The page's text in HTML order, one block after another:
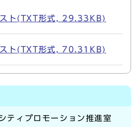
スト(TXT形式, 29.33KB)
スト(TXT形式, 70.31KB)
ティプロモーション推進室